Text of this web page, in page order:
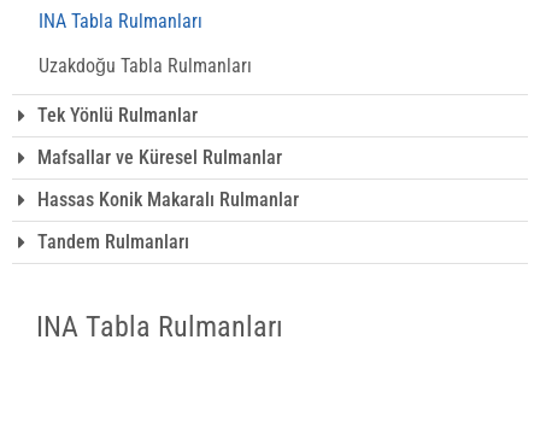
INA Tabla Rulmanları
Uzakdoğu Tabla Rulmanları
Tek Yönlü Rulmanlar
Mafsallar ve Küresel Rulmanlar
Hassas Konik Makaralı Rulmanlar
Tandem Rulmanları
INA Tabla Rulmanları